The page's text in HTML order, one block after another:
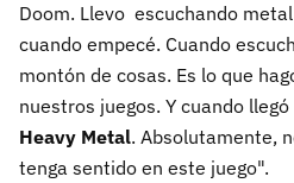
Doom. Llevo escuchando
cuando empecé. Cuando
montón de cosas. Es lo que
nuestros juegos. Y cuando
Heavy Metal. Absolutamente,
tenga sentido en este juego".